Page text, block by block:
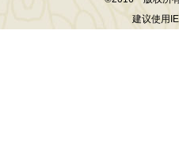
建议使用